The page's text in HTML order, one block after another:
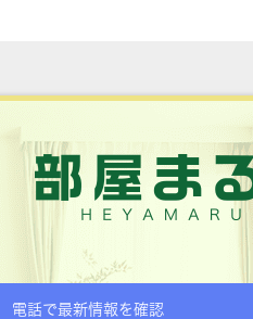
電話で最新情報を確認